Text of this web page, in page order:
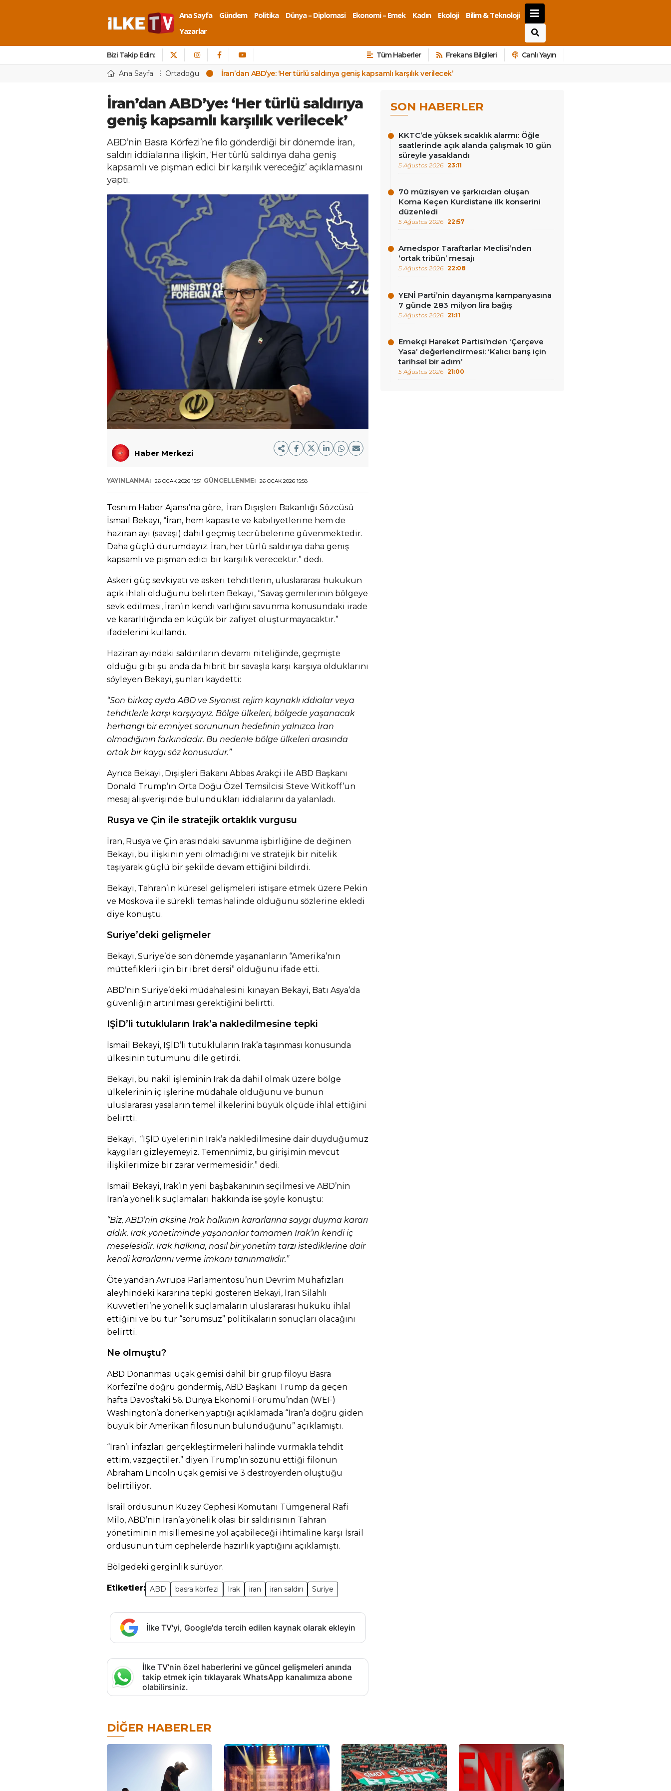
Ana Sayfa Gündem Politika Dünya – Diplomasi Ekonomi – Emek Kadın Ekoloji
Bilim & Teknoloji
Yazarlar
Bizi Takip Edin: Tüm Haberler Frekans Bilgileri Canlı Yayın
Ana Sayfa Ortadoğu İran’dan ABD’ye: ‘Her türlü saldırıya geniş kapsamlı karşılık verilecek’
İran’dan ABD’ye: ‘Her türlü saldırıya
geniş kapsamlı karşılık verilecek’
ABD’nin Basra Körfezi’ne filo gönderdiği bir dönemde İran,
saldırı iddialarına ilişkin, ‘Her türlü saldırıya daha geniş
kapsamlı ve pişman edici bir karşılık vereceğiz’ açıklamasını
yaptı.
Haber Merkezi
YAYINLANMA: 26 OCAK 2026 15:51 GÜNCELLENME: 26 OCAK 2026 15:58
Tesnim Haber Ajansı’na göre, İran Dışişleri Bakanlığı Sözcüsü
İsmail Bekayi, “İran, hem kapasite ve kabiliyetlerine hem de
haziran ayı (savaşı) dahil geçmiş tecrübelerine güvenmektedir.
Daha güçlü durumdayız. İran, her türlü saldırıya daha geniş
kapsamlı ve pişman edici bir karşılık verecektir.” dedi.
Askeri güç sevkiyatı ve askeri tehditlerin, uluslararası hukukun
açık ihlali olduğunu belirten Bekayi, “Savaş gemilerinin bölgeye
sevk edilmesi, İran’ın kendi varlığını savunma konusundaki irade
ve kararlılığında en küçük bir zafiyet oluşturmayacaktır.”
ifadelerini kullandı.
Haziran ayındaki saldırıların devamı niteliğinde, geçmişte
olduğu gibi şu anda da hibrit bir savaşla karşı karşıya olduklarını
söyleyen Bekayi, şunları kaydetti:
“Son birkaç ayda ABD ve Siyonist rejim kaynaklı iddialar veya
tehditlerle karşı karşıyayız. Bölge ülkeleri, bölgede yaşanacak
herhangi bir emniyet sorununun hedefinin yalnızca İran
olmadığının farkındadır. Bu nedenle bölge ülkeleri arasında
ortak bir kaygı söz konusudur.”
Ayrıca Bekayi, Dışişleri Bakanı Abbas Arakçi ile ABD Başkanı
Donald Trump’ın Orta Doğu Özel Temsilcisi Steve Witkoff’un
mesaj alışverişinde bulundukları iddialarını da yalanladı.
Rusya ve Çin ile stratejik ortaklık vurgusu
İran, Rusya ve Çin arasındaki savunma işbirliğine de değinen
Bekayi, bu ilişkinin yeni olmadığını ve stratejik bir nitelik
taşıyarak güçlü bir şekilde devam ettiğini bildirdi.
Bekayi, Tahran’ın küresel gelişmeleri istişare etmek üzere Pekin
ve Moskova ile sürekli temas halinde olduğunu sözlerine ekledi
diye konuştu.
Suriye’deki gelişmeler
Bekayi, Suriye’de son dönemde yaşananların “Amerika’nın
müttefikleri için bir ibret dersi” olduğunu ifade etti.
ABD’nin Suriye’deki müdahalesini kınayan Bekayi, Batı Asya’da
güvenliğin artırılması gerektiğini belirtti.
IŞİD’li tutukluların Irak’a nakledilmesine tepki
İsmail Bekayi, IŞİD’li tutukluların Irak’a taşınması konusunda
ülkesinin tutumunu dile getirdi.
Bekayi, bu nakil işleminin Irak da dahil olmak üzere bölge
ülkelerinin iç işlerine müdahale olduğunu ve bunun
uluslararası yasaların temel ilkelerini büyük ölçüde ihlal ettiğini
belirtti.
Bekayi, “IŞİD üyelerinin Irak’a nakledilmesine dair duyduğumuz
kaygıları gizleyemeyiz. Temennimiz, bu girişimin mevcut
ilişkilerimize bir zarar vermemesidir.” dedi.
İsmail Bekayi, Irak’ın yeni başbakanının seçilmesi ve ABD’nin
İran’a yönelik suçlamaları hakkında ise şöyle konuştu:
“Biz, ABD’nin aksine Irak halkının kararlarına saygı duyma kararı
aldık. Irak yönetiminde yaşananlar tamamen Irak’ın kendi iç
meselesidir. Irak halkına, nasıl bir yönetim tarzı istediklerine dair
kendi kararlarını verme imkanı tanınmalıdır.”
Öte yandan Avrupa Parlamentosu’nun Devrim Muhafızları
aleyhindeki kararına tepki gösteren Bekayi, İran Silahlı
Kuvvetleri’ne yönelik suçlamaların uluslararası hukuku ihlal
ettiğini ve bu tür “sorumsuz” politikaların sonuçları olacağını
belirtti.
Ne olmuştu?
ABD Donanması uçak gemisi dahil bir grup filoyu Basra
Körfezi’ne doğru göndermiş, ABD Başkanı Trump da geçen
hafta Davos’taki 56. Dünya Ekonomi Forumu’ndan (WEF)
Washington’a dönerken yaptığı açıklamada “İran’a doğru giden
büyük bir Amerikan filosunun bulunduğunu” açıklamıştı.
“İran’ı infazları gerçekleştirmeleri halinde vurmakla tehdit
ettim, vazgeçtiler.” diyen Trump’ın sözünü ettiği filonun
Abraham Lincoln uçak gemisi ve 3 destroyerden oluştuğu
belirtiliyor.
İsrail ordusunun Kuzey Cephesi Komutanı Tümgeneral Rafi
Milo, ABD’nin İran’a yönelik olası bir saldırısının Tahran
yönetiminin misillemesine yol açabileceği ihtimaline karşı İsrail
ordusunun tüm cephelerde hazırlık yaptığını açıklamıştı.
Bölgedeki gerginlik sürüyor.
Etiketler: ABD basra körfezi Irak iran iran saldırı Suriye
İlke TV'yi, Google'da tercih edilen kaynak olarak ekleyin
İlke TV’nin özel haberlerini ve güncel gelişmeleri anında
takip etmek için tıklayarak WhatsApp kanalımıza abone
olabilirsiniz.
SON HABERLER
KKTC’de yüksek sıcaklık alarmı: Öğle
saatlerinde açık alanda çalışmak 10 gün
süreyle yasaklandı
5 Ağustos 2026 23:11
70 müzisyen ve şarkıcıdan oluşan
Koma Keçen Kurdistane ilk konserini
düzenledi
5 Ağustos 2026 22:57
Amedspor Taraftarlar Meclisi’nden
‘ortak tribün’ mesajı
5 Ağustos 2026 22:08
YENİ Parti’nin dayanışma kampanyasına
7 günde 283 milyon lira bağış
5 Ağustos 2026 21:11
Emekçi Hareket Partisi’nden ‘Çerçeve
Yasa’ değerlendirmesi: ‘Kalıcı barış için
tarihsel bir adım’
5 Ağustos 2026 21:00
DIĞER HABERLER